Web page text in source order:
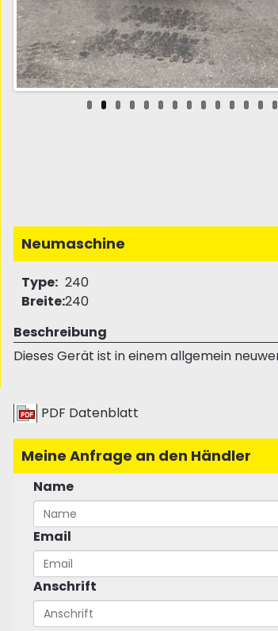
Neumaschine
Type: 240
Breite:240
Beschreibung
Dieses Gerät ist in einem allgemein
PDF Datenblatt
Meine Anfrage an den Händler
Name
Email
Anschrift